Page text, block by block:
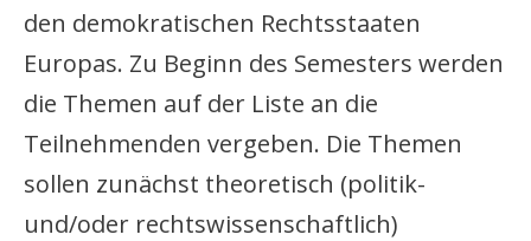
den demokratischen Rechtsstaaten
Europas. Zu Beginn des Semesters werden
die Themen auf der Liste an die
Teilnehmenden vergeben. Die Themen
sollen zunächst theoretisch (politik-
und/oder rechtswissenschaftlich)